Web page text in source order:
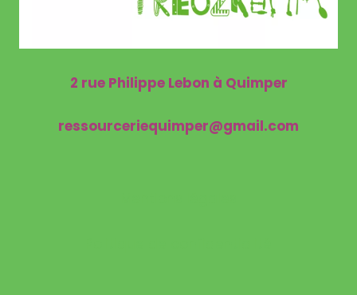
2 rue Philippe Lebon à Quimper
ressourceriequimper@gmail.com